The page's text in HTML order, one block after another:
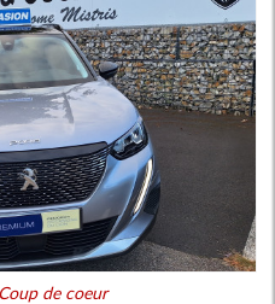
Coup de coeur